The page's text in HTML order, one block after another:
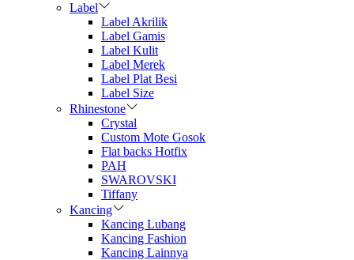
Label
Label Akrilik
Label Gamis
Label Kulit
Label Merek
Label Plat Besi
Label Size
Rhinestone
Crystal
Custom Mote Gosok
Flat backs Hotfix
PAH
SWAROVSKI
Tiffany
Kancing
Kancing Lubang
Kancing Fashion
Kancing Lainnya